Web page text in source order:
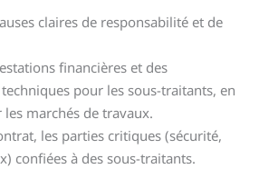
claires de responsabilité et de
financières et des
pour les sous-traitants, en
marchés de travaux.
les parties critiques (sécurité,
confiées à des sous-traitants.